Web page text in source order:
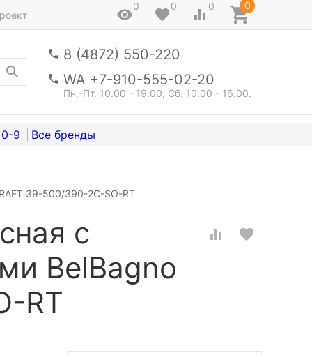
0 0 0 0
8 (4872) 550-220
WA +7-910-555-02-20
Пн.-Пт. 10.00 - 19.00, Сб. 10.00 - 16.00.
0-9
39-500/390-2C-SO-RT
с
BelBagno
RT